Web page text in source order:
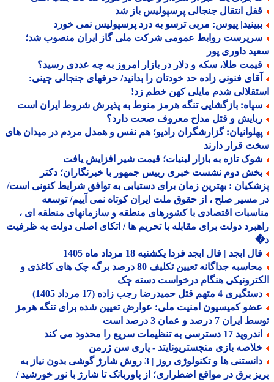
انتقال جنجالی پرسپولیس باز شد
پیوس: مربی ترسو به درد پرسپولیس نمی خورد
روابط عمومی شرکت ملی گاز ایران منصوب شد؛
داوری پور
طلا، سکه و دلار در بازار امروز به چه عددی رسید؟
فنونی زاده حد خودتان را بدانید/ حرفهای جنجالی چینی:
شدم مایلی کهن خطم زد!
بازگشایی تنگه هرمز منوط به پذیرش شروط ایران است
و قتل مداح معروف صحت دارد؟
گزارشگران رادیو؛ هم نفس و همدل مردم در میدان های
قرار دارند
تازه به بازار لبنیات؛ قیمت شیر افزایش یافت
دوم نشست خبری رییس جمهور با خبرنگاران؛ دکتر
: بهترین زمان برای دستیابی به توافق شرایط کنونی است/
مسیر صلح ، از حقوق ملت ایران کوتاه نمی آییم/ توسعه
اقتصادی با کشورهای منطقه و سازمانهای منطقه ای ،
دولت برای مقابله با تحریم ها / اتکای اصلی دولت به ظرفیت
ابجد | فال ابجد فردا یکشنبه 18 مرداد ماه 1405
محاسبه جداگانه تعیین تکلیف 80 درصد برگه چک های کاغذی و
هنگام درخواست دسته چک
4 متهم قتل حمیدرضا رجب زاده (17 مرداد 1405)
کمیسیون امنیت ملی: عوارض تعیین شده برای تنگه هرمز
7 درصد و عمان 3 درصد است
دسترسی به تنظیمات سریع را محدود می کند
بازی منچستریونایتد - پاری سن ژرمن
دانستنی ها و تکنولوژی روز | 3 روش شارژ گوشی بدون نیاز به
برق در مواقع اضطراری؛ از پاوربانک تا شارژ با نور خورشید /